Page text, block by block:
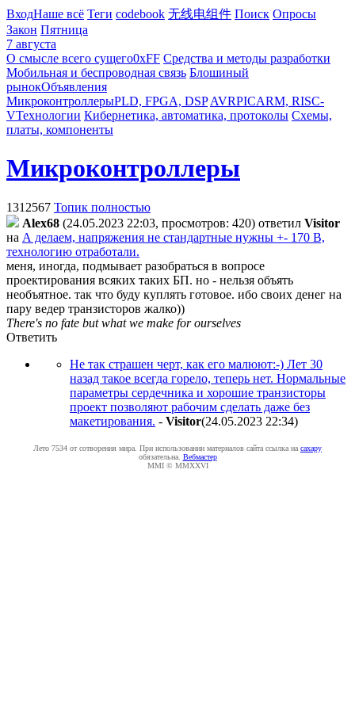
ВходНаше всё Теги codebook 无线电组件 Поиск Опросы
Закон Пятница
7 августа
О смысле всего сущего0xFF Средства и методы разработки
Мобильная и беспроводная связь Блошиный
рынокОбъявления
МикроконтроллерыPLD, FPGA, DSP AVRPICARM, RISC-
VТехнологии Кибернетика, автоматика, протоколы Схемы,
платы, компоненты
Микроконтроллеры
1312567 Топик полностью
Alex68 (24.05.2023 22:03, просмотров: 420) ответил Visitor
на А делаем, напряжения не стандартные нужны +- 170 В,
технологию отработали.
меня, иногда, подмывает разобраться в вопросе
проектирования всяких таких БП. но - нельзя объять
необъятное. так что буду куплять готовое. ибо своих денег на
пару ведер транзисторов жалко))
There's no fate but what we make for ourselves
Ответить
Не так страшен черт, как его малюют:-) Лет 30
назад такое всегда горело, теперь нет. Нормальные
параметры сердечника и хорошие транзисторы
проект позволяют рабочим сделать даже без
макетирования. - Visitor(24.05.2023 22:34)
Лето 7534 от сотворения мира. При использовании материалов сайта ссылка на caxapу
обязательна. Вебмастер
MMI © MMXXVI